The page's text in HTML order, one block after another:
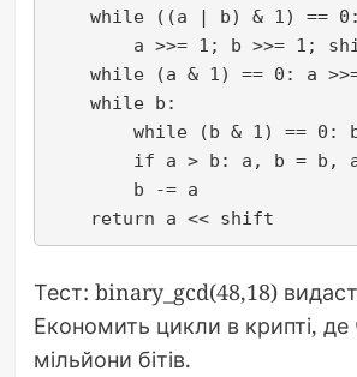
    while ((a | b) & 1) == 0:
a >>= 1; b >>= 1;
while (a & 1) == 0: a
    while b:
while (b & 1) == 0:
if a > b: a, b = b,
        b -= a
Тест: binary_gcd(48,18)
Економить цикли в крипті,
мільйони бітів.